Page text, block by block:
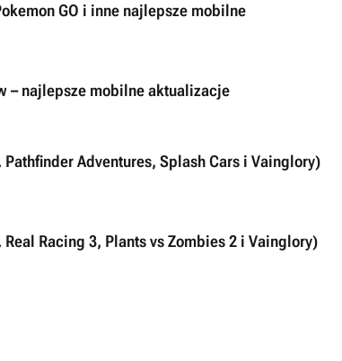
GO i inne najlepsze mobilne
– najlepsze mobilne aktualizacje
Adventures, Splash Cars i Vainglory)
Racing 3, Plants vs Zombies 2 i Vainglory)